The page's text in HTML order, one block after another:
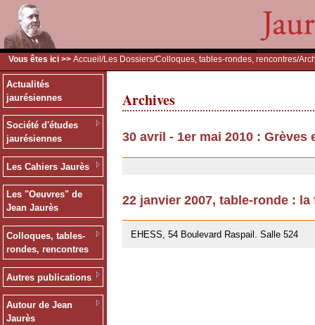
Vous êtes ici >> Accueil /Les Dossiers/Colloques, tables-rondes, rencontres/
Actualités
jaurésiennes
Société d'études
jaurésiennes
Les Cahiers Jaurès
Les "Oeuvres" de
Jean Jaurès
Colloques, tables-
rondes, rencontres
Autres publications
Autour de Jean
Jaurès
Archives
30 avril - 1er mai 2010 :
22 janvier 2007, table-ronde :
EHESS, 54 Boulevard Raspail. Salle 524